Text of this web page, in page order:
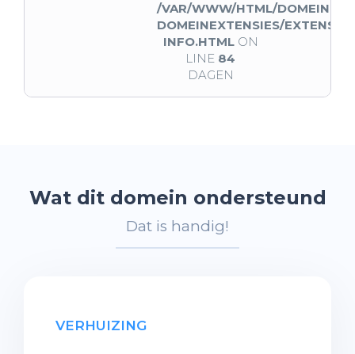
/VAR/WWW/HTML/
DOMEINEXTENSIES/EXTENSIE-
INFO.HTMLON
LINE 84
DAGEN
Wat dit domein ondersteund
Dat is handig!
VERHUIZING